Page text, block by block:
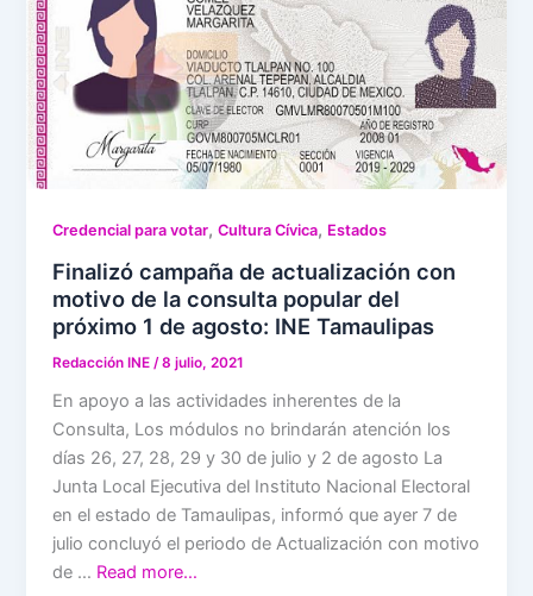
Credencial para votar,Cultura Cívica, Estados
Finalizó campaña de actualización con
motivo de la consulta popular del
próximo 1 de agosto: INE Tamaulipas
Redacción INE /8 julio, 2021
En apoyo a las actividades inherentes de la
Consulta, Los módulos no brindarán atención los
días 26, 27, 28, 29 y 30 de julio y 2 de agosto La
Junta Local Ejecutiva del Instituto Nacional Electoral
en el estado de Tamaulipas, informó que ayer 7 de
julio concluyó el periodo de Actualización con motivo
de … Read more…